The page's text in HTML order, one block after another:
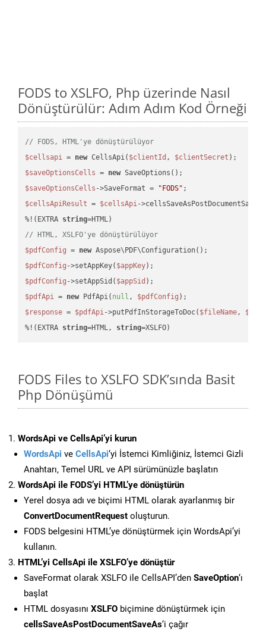
FODS to XSLFO, Php üzerinde Nasıl
Dönüştürülür: Adım Adım Kod Örneği
// FODS, HTML'ye dönüştürülüyor
$cellsapi = new CellsApi( $clientId , $clientSecret
$saveOptionsCells = new
$saveOptionsCells ->SaveFormat = "FODS"
$cellsApiResult = $cellsApi-
%!(EXTRA string
// HTML, XSLFO'ye dönüştürülüyor
$pdfConfig = new
$pdfConfig ->setAppKey( $appKey
$pdfConfig ->setAppSid( $appSid
$pdfApi = new PdfApi( null , $pdfConfig
$response = $pdfApi->putPdfInStorageToDoc( $fileName,
%!(EXTRA string=HTML, string=XSLFO)
FODS Files to XSLFO SDK’sında Basit
Php Dönüşümü
WordsApi ve CellsApi’yi kurun
WordsApi ve CellsApi‘yi İstemci Kimliğiniz, İstemci Gizli
Anahtarı, Temel URL ve API sürümünüzle başlatın
WordsApi ile FODS’yi HTML’ye dönüştürün
Yerel dosya adı ve biçimi HTML olarak ayarlanmış bir
ConvertDocumentRequest oluşturun.
FODS belgesini HTML’ye dönüştürmek için WordsApi’yi
kullanın.
HTML’yi CellsApi ile XSLFO’ye dönüştür
SaveFormat olarak XSLFO ile CellsAPI’den SaveOption‘ı
başlat
HTML dosyasını XSLFO biçimine dönüştürmek için
cellsSaveAsPostDocumentSaveAs‘i çağır